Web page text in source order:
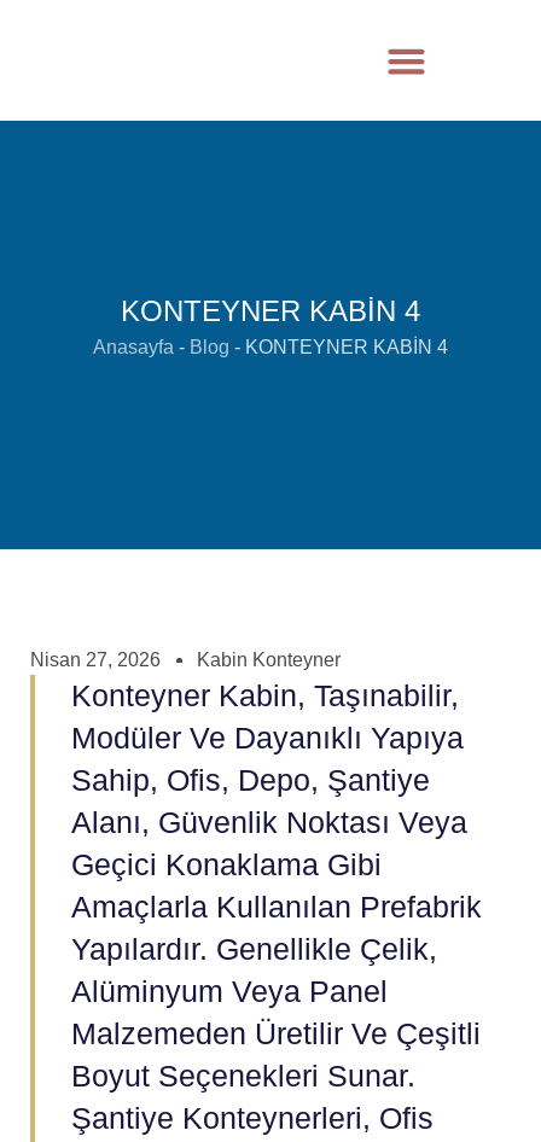
KONTEYNER KABİN 4
Anasayfa - Blog - KONTEYNER KABİN 4
Nisan 27, 2026 Kabin Konteyner
Konteyner Kabin, Taşınabilir,
Modüler Ve Dayanıklı Yapıya
Sahip, Ofis, Depo, Şantiye
Alanı, Güvenlik Noktası Veya
Geçici Konaklama Gibi
Amaçlarla Kullanılan Prefabrik
Yapılardır. Genellikle Çelik,
Alüminyum Veya Panel
Malzemeden Üretilir Ve Çeşitli
Boyut Seçenekleri Sunar.
Şantiye Konteynerleri, Ofis